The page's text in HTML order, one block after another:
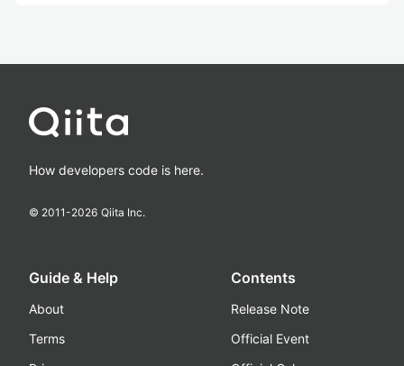
How developers code is here.
© 2011-2026 Qiita Inc.
Guide & Help
About
Terms
Contents
Release Note
Official Event